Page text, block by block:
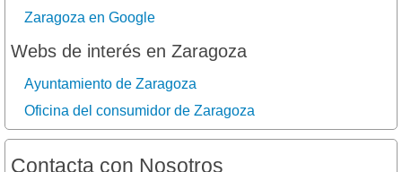
Zaragoza en Google
Webs de interés en Zaragoza
Ayuntamiento de Zaragoza
Oficina del consumidor de Zaragoza
Contacta con Nosotros